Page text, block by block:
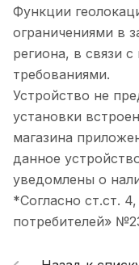
Функции
ограничениями в
региона, в связи
требованиями.
Устройство не
установки
магазина
данное
уведомлены о
*Согласно ст.ст.
потребителей»